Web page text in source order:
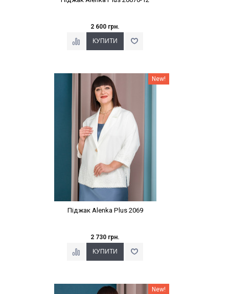
2 600 грн.
Наклейки Варіант з % New!
Піджак Alenka Plus 2069
2 730 грн.
Наклейки Варіант з % New!